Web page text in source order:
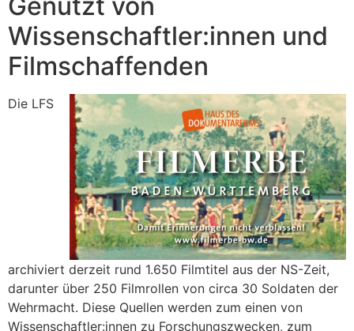
Genutzt von
Wissenschaftler:innen und
Filmschaffenden
Die LFS
archiviert derzeit rund 1.650 Filmtitel aus der NS-Zeit,
darunter über 250 Filmrollen von circa 30 Soldaten der
Wehrmacht. Diese Quellen werden zum einen von
Wissenschaftler:innen zu Forschungszwecken, zum